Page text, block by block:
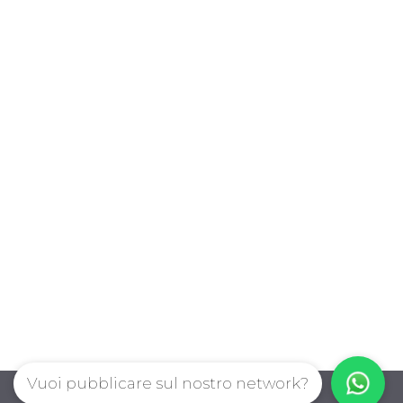
Vuoi pubblicare sul nostro network?